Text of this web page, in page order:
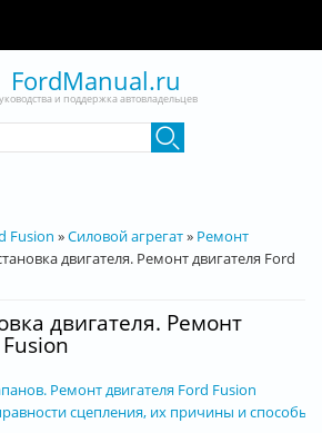
FordManual.ru
и поддержка автовладельцев
Fusion »Силовой агрегат» Ремонт
двигателя. Ремонт двигателя Ford
двигателя. Ремонт
Ремонт двигателя Ford Fusion
сцепления, их причины и способы